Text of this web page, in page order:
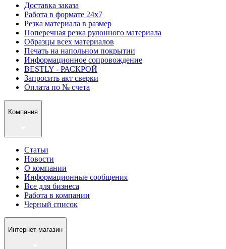
Доставка заказа
Работа в формате 24х7
Резка материала в размер
Поперечная резка рулонного материала
Образцы всех материалов
Печать на напольном покрытии
Информационное сопровождение
BESTLY - РАСКРОЙ
Запросить акт сверки
Оплата по № счета
Компания
Статьи
Новости
О компании
Информационные сообщения
Все для бизнеса
Работа в компании
Черный список
Интернет-магазин